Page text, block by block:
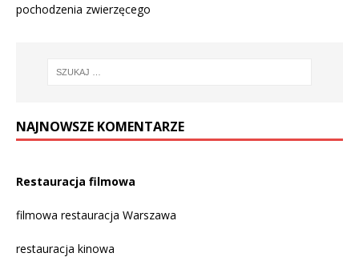
pochodzenia zwierzęcego
NAJNOWSZE KOMENTARZE
Restauracja filmowa
filmowa restauracja Warszawa
restauracja kinowa